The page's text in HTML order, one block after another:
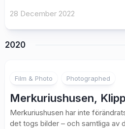
28 December 2022
2020
Film & Photo Photographed
Merkuriushusen,
Merkuriushusen har inte
det togs bilder – och samtliga av